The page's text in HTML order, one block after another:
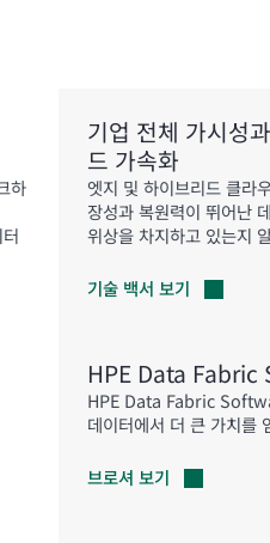
하
기업 전체 가시성
드 가속화
엣지 및 하이브리드 클라
장성과 복원력이 뛰어난
위상을 차지하고 있는지
기술 백서 보기
HPE Data Fabric
HPE Data Fabric
데이터에서 더 큰 가치를
브로셔 보기